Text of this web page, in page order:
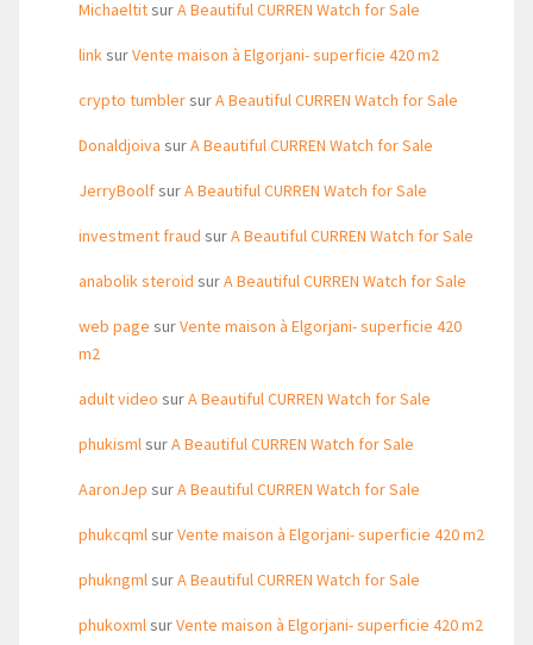
MichaeltitsurA Beautiful CURREN Watch for Sale
linksurVente maison à Elgorjani- superficie 420 m2
crypto tumblersurA Beautiful CURREN Watch for Sale
Donaldjoiva surA Beautiful CURREN Watch for Sale
JerryBoolfsurA Beautiful CURREN Watch for Sale
investment fraud surA Beautiful CURREN Watch for Sale
anabolik steroid surA Beautiful CURREN Watch for Sale
web page surVente maison à Elgorjani- superficie 420
m2
adult video surA Beautiful CURREN Watch for Sale
phukismlsurA Beautiful CURREN Watch for Sale
AaronJep surA Beautiful CURREN Watch for Sale
phukcqmlsurVente maison à Elgorjani- superficie 420 m2
phukngmlsurA Beautiful CURREN Watch for Sale
phukoxmlsurVente maison à Elgorjani- superficie 420 m2